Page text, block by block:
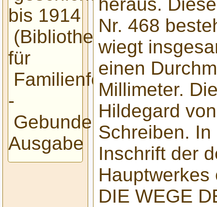
bis 1914
(Bibliothek
für
Familienforscher)
-
Gebundene
Ausgabe
Nr. 468
wiegt
einen
Millimeter.
Hildegard
Schreiben.
Inschrift der
DIE WEGE